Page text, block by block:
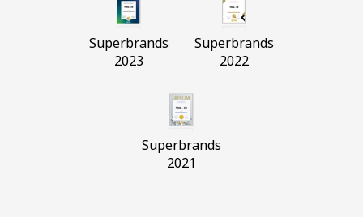
Superbrands
2023
Superbrands
2022
Superbrands
2021